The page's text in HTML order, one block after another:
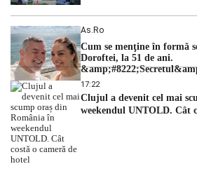
As.ro
Cum se menţine în formă
Doroftei, la 51 de ani.
dezvăluit
17:22
Clujul a devenit cel mai
weekendul UNTOLD. Cât